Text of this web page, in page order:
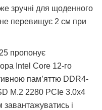
зручні для щоденного
перевищує 2 см при
пропонує
Intel Core 12-го
пам’яттю DDR4-
M.2 2280 PCIe 3.0x4
і